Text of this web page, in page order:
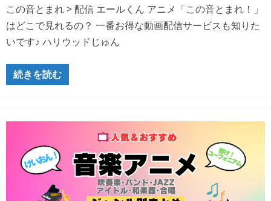
この音とまれ > 配信 エールくん アニメ「この音とまれ！」
はどこで見れるの？ 一番お得な動画配信サービスも知りた
いです♪ ハリウッドじゅん
続きを読む